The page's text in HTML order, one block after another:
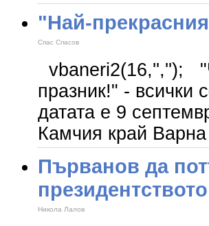
"Най-
Спас Спасов
vbaneri2(16,'','');
празник!" - всички
датата е 9
Камчия край Варна
Първанов да
президентството
Никола Лалов